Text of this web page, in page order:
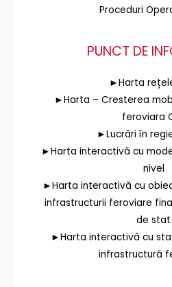
Proceduri
PUNCT DE
►Harta
►Harta – Cresterea
feroviara
►Lucrări în
►Harta interactivă cu
nivel
►Harta interactivă cu
infrastructurii feroviare
de stat
►Harta interactivă cu
infrastructură